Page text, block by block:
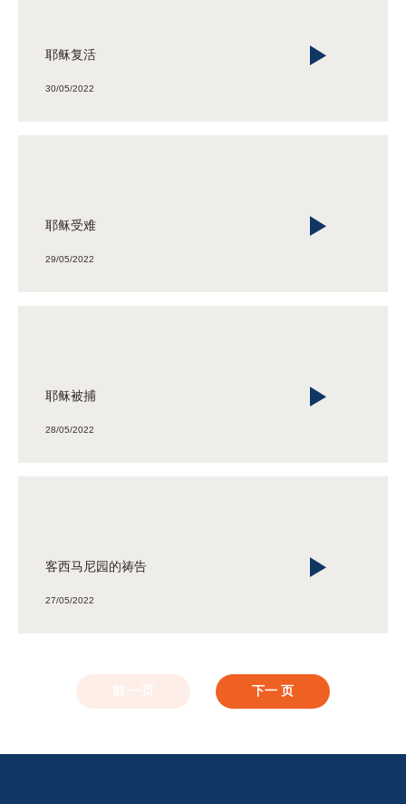
耶稣复活
30/05/2022
耶稣受难
29/05/2022
耶稣被捕
28/05/2022
客西马尼园的祷告
27/05/2022
下一 页